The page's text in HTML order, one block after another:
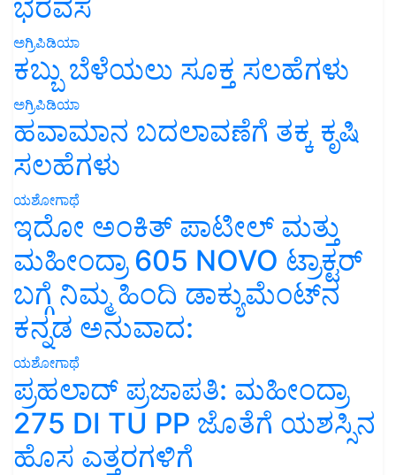
ಭರವಸೆ
ಅಗ್ರಿಪಿಡಿಯಾ
ಕಬ್ಬು ಬೆಳೆಯಲು ಸೂಕ್ತ ಸಲಹೆಗಳು
ಅಗ್ರಿಪಿಡಿಯಾ
ಹವಾಮಾನ ಬದಲಾವಣೆಗೆ ತಕ್ಕ ಕೃಷಿ
ಸಲಹೆಗಳು
ಯಶೋಗಾಥೆ
ಇದೋ ಅಂಕಿತ್ ಪಾಟೀಲ್ ಮತ್ತು
ಮಹೀಂದ್ರಾ 605 NOVO ಟ್ರಾಕ್ಟರ್
ಬಗ್ಗೆ ನಿಮ್ಮ ಹಿಂದಿ ಡಾಕ್ಯುಮೆಂಟ್‌ನ
ಕನ್ನಡ ಅನುವಾದ:
ಯಶೋಗಾಥೆ
ಪ್ರಹಲಾದ್ ಪ್ರಜಾಪತಿ: ಮಹೀಂದ್ರಾ
275 DI TU PP ಜೊತೆಗೆ ಯಶಸ್ಸಿನ
ಹೊಸ ಎತ್ತರಗಳಿಗೆ